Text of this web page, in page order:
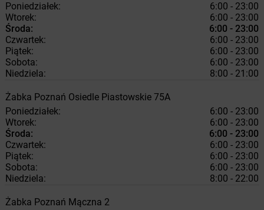
Poniedziałek:
6:00 - 23:00
Wtorek:
6:00 - 23:00
Środa:
6:00 - 23:00
Czwartek:
6:00 - 23:00
Piątek:
6:00 - 23:00
Sobota:
6:00 - 23:00
Niedziela:
8:00 - 21:00
Żabka Poznań Osiedle Piastowskie 75A
Poniedziałek:
6:00 - 23:00
Wtorek:
6:00 - 23:00
Środa:
6:00 - 23:00
Czwartek:
6:00 - 23:00
Piątek:
6:00 - 23:00
Sobota:
6:00 - 23:00
Niedziela:
8:00 - 22:00
Żabka Poznań Mączna 2